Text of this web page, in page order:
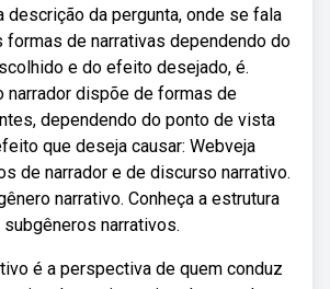
descrição da pergunta, onde se fala
de narrativas dependendo do
e do efeito desejado, é.
narrador dispõe de formas de
dependendo do ponto de vista
que deseja causar: Webveja
de narrador e de discurso narrativo.
narrativo. Conheça a estrutura
narrativos.
é a perspectiva de quem conduz